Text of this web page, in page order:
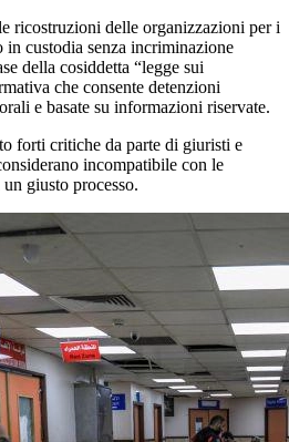
ricostruzioni delle organizzazioni per i
custodia senza incriminazione
della cosiddetta “legge sui
che consente detenzioni
e basate su informazioni riservate.
forti critiche da parte di giuristi e
incompatibile con le
giusto processo.